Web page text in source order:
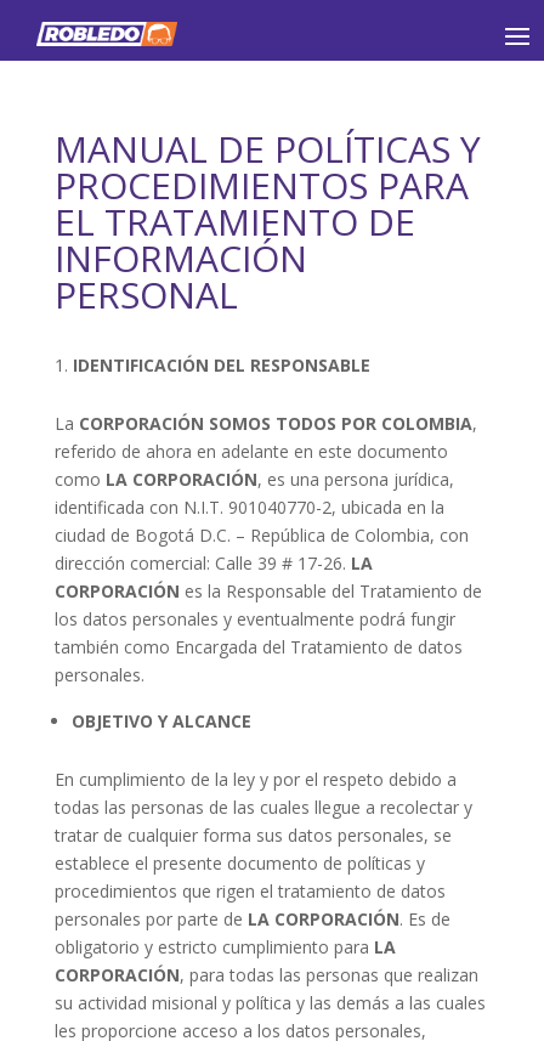
MANUAL DE POLÍTICAS Y
PROCEDIMIENTOS PARA
EL TRATAMIENTO DE
INFORMACIÓN
PERSONAL
IDENTIFICACIÓN DEL RESPONSABLE
La CORPORACIÓN SOMOS TODOS POR COLOMBIA,
referido de ahora en adelante en este documento
como LA CORPORACIÓN, es una persona jurídica,
identificada con N.I.T. 901040770-2, ubicada en la
ciudad de Bogotá D.C. – República de Colombia, con
dirección comercial: Calle 39 # 17-26. LA
CORPORACIÓN es la Responsable del Tratamiento de
los datos personales y eventualmente podrá fungir
también como Encargada del Tratamiento de datos
personales.
OBJETIVO Y ALCANCE
En cumplimiento de la ley y por el respeto debido a
todas las personas de las cuales llegue a recolectar y
tratar de cualquier forma sus datos personales, se
establece el presente documento de políticas y
procedimientos que rigen el tratamiento de datos
personales por parte de LA CORPORACIÓN. Es de
obligatorio y estricto cumplimiento para LA
CORPORACIÓN, para todas las personas que realizan
su actividad misional y política y las demás a las cuales
les proporcione acceso a los datos personales,